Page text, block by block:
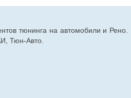
тюнинга на автомобили и Рено.
Тюн-Авто.